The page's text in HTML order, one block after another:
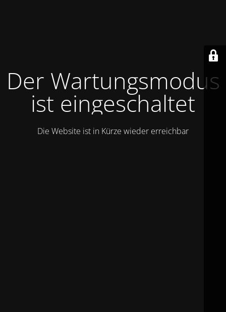
Der Wartungsmodus
ist eingeschaltet
Die Website ist in Kürze wieder erreichbar